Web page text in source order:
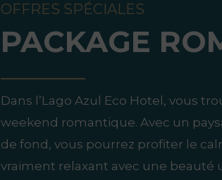
OFFRES SPÉCIALES
PACKAGE
Dans l’Lago Azul Eco Hotel, vous
weekend romantique. Avec un
de fond, vous pourrez profiter le
vraiment relaxant avec une beauté